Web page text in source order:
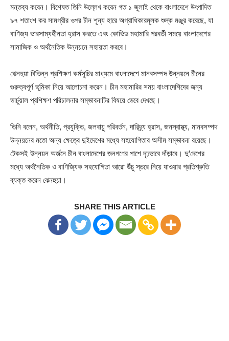
মন্তব্য করেন। বিশেষত তিনি উল্লেখ করেন গত ১ জুলাই থেকে বাংলাদেশে উৎপাদিত
৯৭ শতাংশ কর সামগ্রীর ওপর চীন শূন্য হারে অগ্রাধিকারমূলক শুল্ক মঞ্জুর করেছে, যা
বাণিজ্য ভারসাম্যহীনতা হ্রাস করতে এবং কোভিড মহামারি পরবর্তী সময়ে বাংলাদেশের
সামাজিক ও অর্থনৈতিক উন্নয়নে সহায়তা করবে।
ঝেনহুয়া বিভিন্ন প্রশিক্ষণ কর্মসূচির মাধ্যমে বাংলাদেশে মানবসম্পদ উন্নয়নে চীনের
গুরুত্বপূর্ণ ভূমিকা নিয়ে আলোচনা করেন। চীন মহামারির সময় বাংলাদেশিদের জন্য
ভার্চুয়াল প্রশিক্ষণ পরিচালনার সম্ভাবনাটির বিষয়ে ভেবে দেখছে।
তিনি বলেন, অর্থনীতি, প্রযুক্তি, জলবায়ু পরিবর্তন, দারিদ্র্য হ্রাস, জনস্বাস্থ্য, মানবসম্পদ
উন্নয়নের মতো অন্য ক্ষেত্রে দুইদেশের মধ্যে সহযোগিতার অসীম সম্ভাবনা রয়েছে।
টেকসই উন্নয়ন অর্জনে চীন বাংলাদেশের জনগণের পাশে দৃঢ়ভাবে দাঁড়াবে। দু’দেশের
মধ্যে অর্থনৈতিক ও বাণিজ্যিক সহযোগিতা আরো উঁচু স্তরে নিয়ে যাওয়ার প্রতিশ্রুতি
ব্যক্ত করেন ঝেনহুয়া।
SHARE THIS ARTICLE